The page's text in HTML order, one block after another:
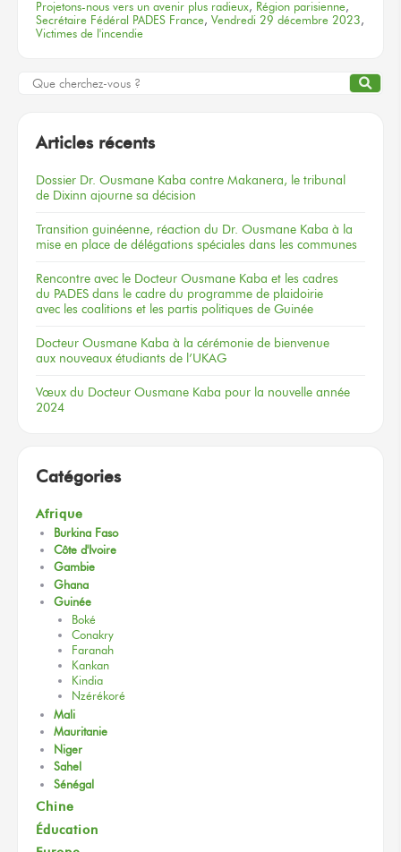
Projetons-nous vers un avenir plus radieux, Région parisienne,
Secrétaire Fédéral PADES France, Vendredi 29 décembre 2023,
Victimes de l'incendie
Articles récents
Dossier Dr. Ousmane Kaba contre Makanera, le tribunal
de Dixinn ajourne sa décision
Transition guinéenne, réaction du Dr. Ousmane Kaba à la
mise en place de délégations spéciales dans les communes
Rencontre avec le Docteur Ousmane Kaba et les cadres
du PADES dans le cadre du programme de plaidoirie
avec les coalitions et les partis politiques de Guinée
Docteur Ousmane Kaba à la cérémonie de bienvenue
aux nouveaux étudiants de l’UKAG
Vœux du Docteur Ousmane Kaba pour la nouvelle année
2024
Catégories
Afrique
Burkina Faso
Côte d'Ivoire
Gambie
Ghana
Guinée
Boké
Conakry
Faranah
Kankan
Kindia
Nzérékoré
Mali
Mauritanie
Niger
Sahel
Sénégal
Chine
Éducation